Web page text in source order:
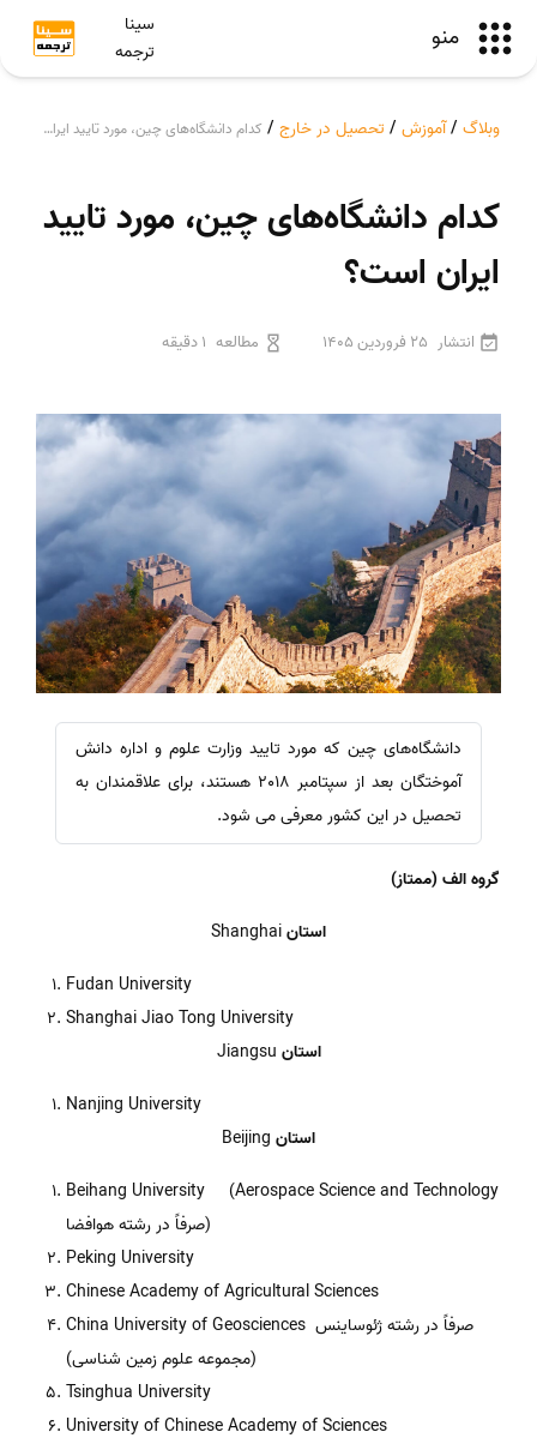
منو
سینا
ترجمه
وبلاگ /آموزش / تحصیل در خارج / کدام دانشگاه‌های چین، مورد تایید ایران است؟
کدام دانشگاه‌های چین، مورد تایید
ایران است؟
انتشار 25 فروردین 1405 مطالعه 1 دقیقه
دانشگاه‌های چین که مورد تایید وزارت علوم و اداره دانش
آموختگان بعد از سپتامبر 2018 هستند، برای علاقمندان به
تحصیل در این کشور معرفی می شود.
گروه الف(ممتاز)
استانShanghai
Fudan University
Shanghai Jiao Tong University
استان Jiangsu
Nanjing University
استان Beijing
Beihang University (Aerospace Science and Technology
صرفاً در رشته هوافضا)
Peking University
Chinese Academy of Agricultural Sciences
China University of Geosciences صرفاً در رشته ژئوساینس
(مجموعه علوم زمین شناسی)
Tsinghua University
University of Chinese Academy of Sciences